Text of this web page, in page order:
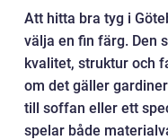
Att hitta bra tyg i
välja en fin färg. Den
kvalitet, struktur och
om det gäller
till soffan eller ett
spelar både